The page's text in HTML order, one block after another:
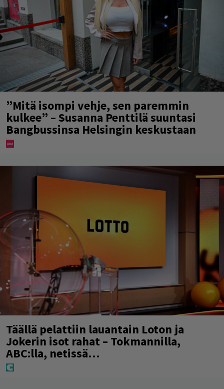
”Mitä isompi vehje, sen paremmin
kulkee” – Susanna Penttilä suuntasi
Bangbussinsa Helsingin keskustaan
Täällä pelattiin lauantain Loton ja
Jokerin isot rahat – Tokmannilla,
ABC:lla, netissä…